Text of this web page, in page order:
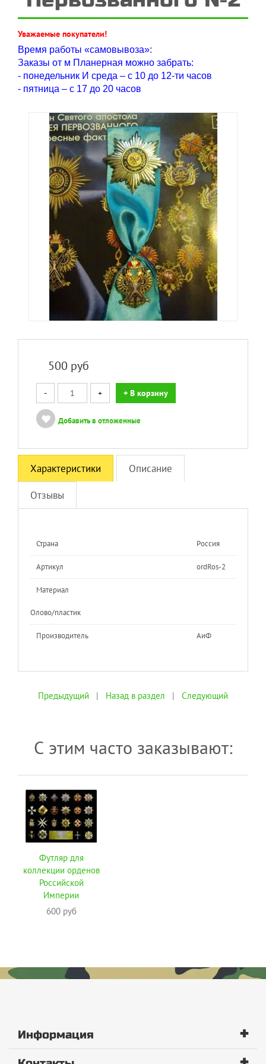
Уважаемые покупатели!
Время работы «самовывоза»:
Заказы от м Планерная можно забрать:
- понедельник И среда – с 10 до 12-ти часов
- пятница – с 17 до 20 часов
500 руб
- + + В корзину
Добавить в отложенные
Характеристики Описание
Отзывы
Страна Россия
Артикул ordRos-2
Материал
Олово/пластик
Производитель АиФ
Предыдущий | Назад в раздел | Следующий
С этим часто заказывают:
Футляр для
коллекции орденов
Российской
Империи
600 руб
Информация +